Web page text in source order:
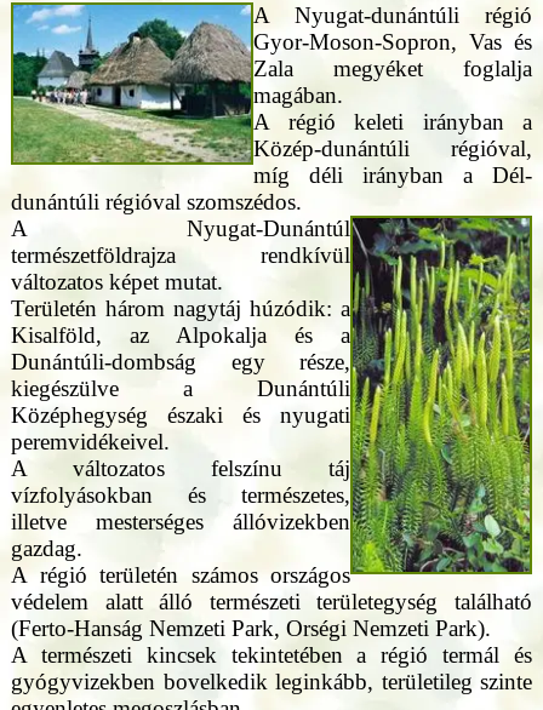
A Nyugat-dunántúli régió
Gyor-Moson-Sopron, Vas és
Zala megyéket foglalja
magában.
A régió keleti irányban a
Közép-dunántúli régióval,
míg déli irányban a Dél-
dunántúli régióval szomszédos.
A Nyugat-Dunántúl
természetföldrajza rendkívül
változatos képet mutat.
Területén három nagytáj húzódik: a
Kisalföld, az Alpokalja és a
Dunántúli-dombság egy része,
kiegészülve a Dunántúli
Középhegység északi és nyugati
peremvidékeivel.
A változatos felszínu táj
vízfolyásokban és természetes,
illetve mesterséges állóvizekben
gazdag.
A régió területén számos országos
védelem alatt álló természeti területegység található
(Ferto-Hanság Nemzeti Park, Orségi Nemzeti Park).
A természeti kincsek tekintetében a régió termál és
gyógyvizekben bovelkedik leginkább, területileg szinte